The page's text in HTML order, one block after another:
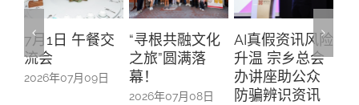
“寻根共融文化
之旅”圆满落
幕！
AI真假资讯风险
升温 宗乡总会
办讲座助公众
防骗辨识资讯
活动管理和社
交媒体运营
2026年03月26日